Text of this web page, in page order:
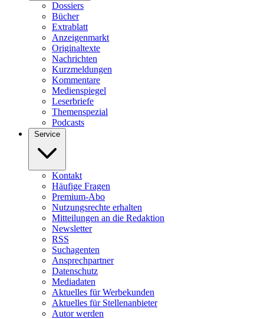
Dossiers
Bücher
Extrablatt
Anzeigenmarkt
Originaltexte
Nachrichten
Kurzmeldungen
Kommentare
Medienspiegel
Leserbriefe
Themenspezial
Podcasts
Service
Kontakt
Häufige Fragen
Premium-Abo
Nutzungsrechte erhalten
Mitteilungen an die Redaktion
Newsletter
RSS
Suchagenten
Ansprechpartner
Datenschutz
Mediadaten
Aktuelles für Werbekunden
Aktuelles für Stellenanbieter
Autor werden